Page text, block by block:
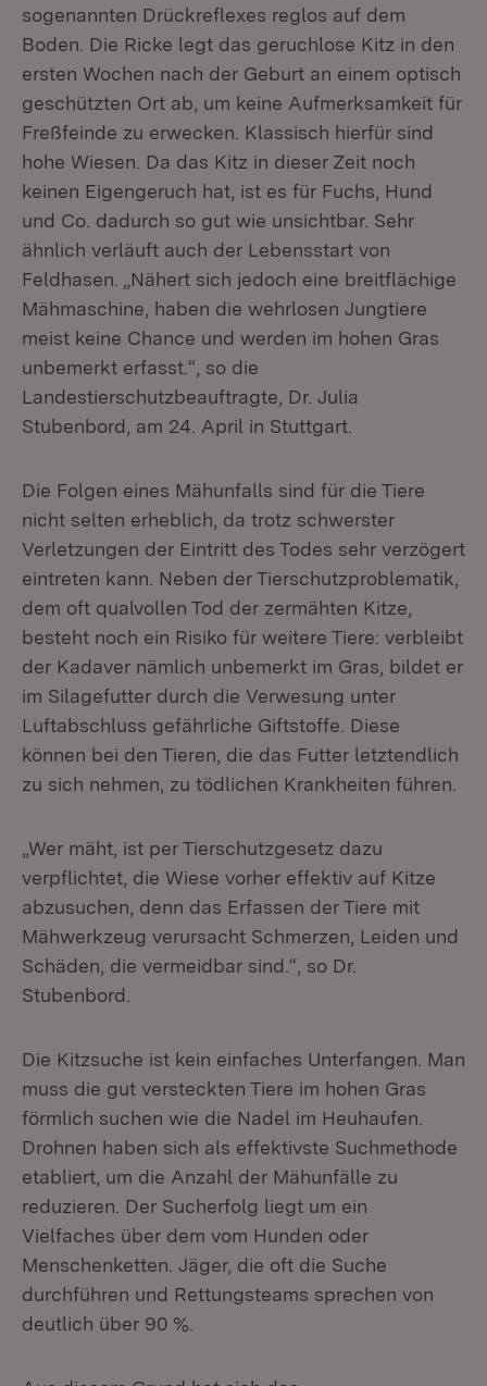
sogenannten Drückreflexes reglos auf dem
Boden. Die Ricke legt das geruchlose Kitz in den
ersten Wochen nach der Geburt an einem optisch
geschützten Ort ab, um keine Aufmerksamkeit für
Freßfeinde zu erwecken. Klassisch hierfür sind
hohe Wiesen. Da das Kitz in dieser Zeit noch
keinen Eigengeruch hat, ist es für Fuchs, Hund
und Co. dadurch so gut wie unsichtbar. Sehr
ähnlich verläuft auch der Lebensstart von
Feldhasen. „Nähert sich jedoch eine breitflächige
Mähmaschine, haben die wehrlosen Jungtiere
meist keine Chance und werden im hohen Gras
unbemerkt erfasst.“, so die
Landestierschutzbeauftragte, Dr. Julia
Stubenbord, am 24. April in Stuttgart.
Die Folgen eines Mähunfalls sind für die Tiere
nicht selten erheblich, da trotz schwerster
Verletzungen der Eintritt des Todes sehr verzögert
eintreten kann. Neben der Tierschutzproblematik,
dem oft qualvollen Tod der zermähten Kitze,
besteht noch ein Risiko für weitere Tiere: verbleibt
der Kadaver nämlich unbemerkt im Gras, bildet er
im Silagefutter durch die Verwesung unter
Luftabschluss gefährliche Giftstoffe. Diese
können bei den Tieren, die das Futter letztendlich
zu sich nehmen, zu tödlichen Krankheiten führen.
„Wer mäht, ist per Tierschutzgesetz dazu
verpflichtet, die Wiese vorher effektiv auf Kitze
abzusuchen, denn das Erfassen der Tiere mit
Mähwerkzeug verursacht Schmerzen, Leiden und
Schäden, die vermeidbar sind.“, so Dr.
Stubenbord.
Die Kitzsuche ist kein einfaches Unterfangen. Man
muss die gut versteckten Tiere im hohen Gras
förmlich suchen wie die Nadel im Heuhaufen.
Drohnen haben sich als effektivste Suchmethode
etabliert, um die Anzahl der Mähunfälle zu
reduzieren. Der Sucherfolg liegt um ein
Vielfaches über dem vom Hunden oder
Menschenketten. Jäger, die oft die Suche
durchführen und Rettungsteams sprechen von
deutlich über 90 %.